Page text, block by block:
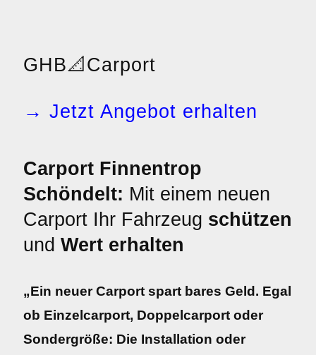
GHB📐 Carport
→ Jetzt Angebot erhalten
Carport Finnentrop
Schöndelt: Mit einem neuen
Carport Ihr Fahrzeug schützen
und Wert erhalten
„Ein neuer Carport spart bares Geld. Egal
ob Einzelcarport, Doppelcarport oder
Sondergröße: Die Installation oder